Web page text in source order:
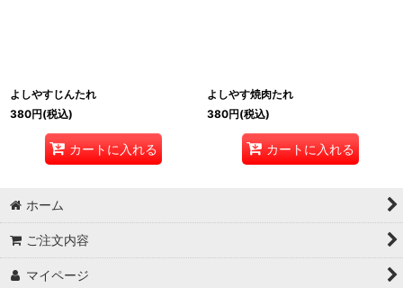
よしやすじんたれ
380円(税込)
カートに入れる
よしやす焼肉たれ
380円(税込)
カートに入れる
ホーム
ご注文内容
マイページ